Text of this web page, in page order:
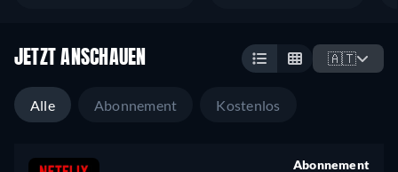
JETZT ANSCHAUEN 🇦🇹
Alle Abonnement Kostenlos
Abonnement